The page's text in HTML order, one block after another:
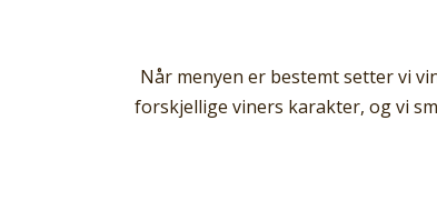
Når menyen er bestemt setter vi
forskjellige viners karakter, og vi